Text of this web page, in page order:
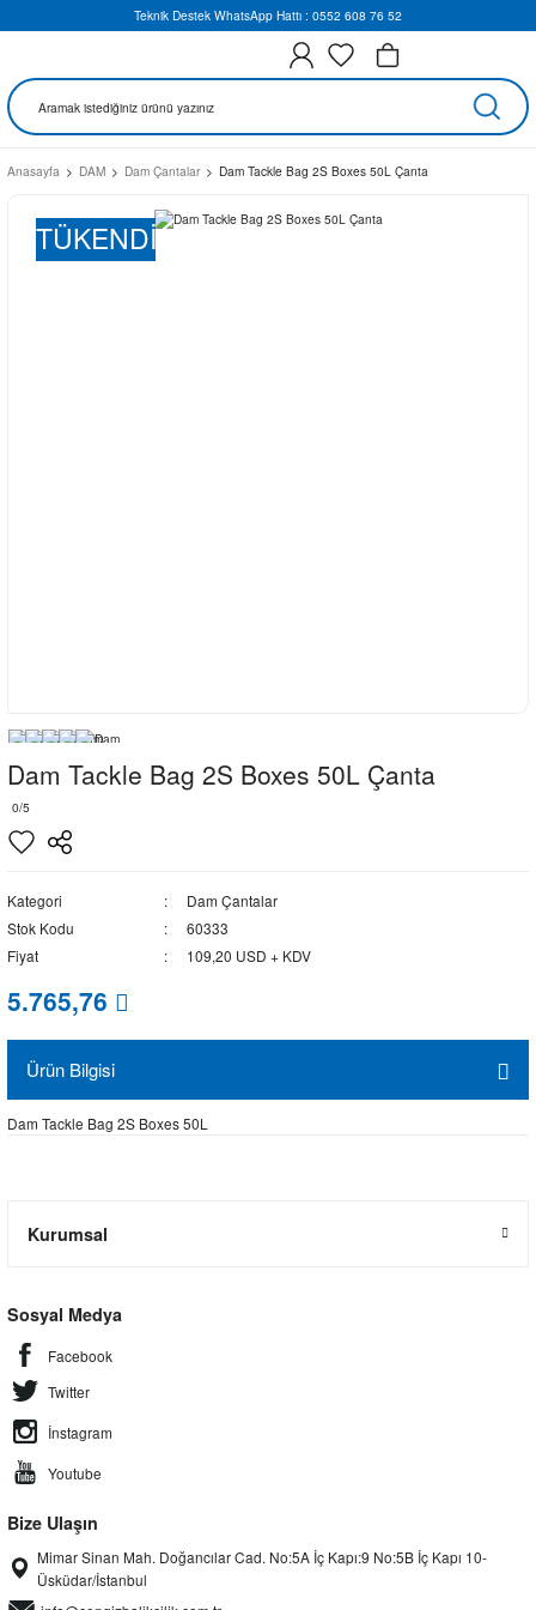
Teknik Destek WhatsApp Hattı : 0552 608 76 52
Anasayfa DAM Dam Çantalar Dam Tackle Bag 2S Boxes 50L Çanta
TÜKENDİ
Dam Tackle Bag 2S Boxes 50L Çanta
0/5
Kategori
Dam Çantalar
Stok Kodu
60333
Fiyat
109,20 USD + KDV
5.765,76
Ürün Bilgisi
Dam Tackle Bag 2S Boxes 50L
Kurumsal
Sosyal Medya
Facebook
Twitter
İnstagram
Youtube
Bize Ulaşın
Mimar Sinan Mah. Doğancılar Cad. No:5A İç Kapı:9 No:5B İç Kapı 10-
Üsküdar/İstanbul